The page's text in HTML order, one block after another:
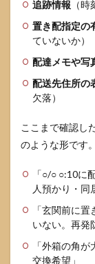
追跡情報 （
置き配指定の
ていないか）
配達メモや写
配送先住所の
欠落）
ここまで確認し
のような形です。
「○/○ ○:10に
人預かり・同
「玄関前に
いない。再発
「外箱の角
交換希望」